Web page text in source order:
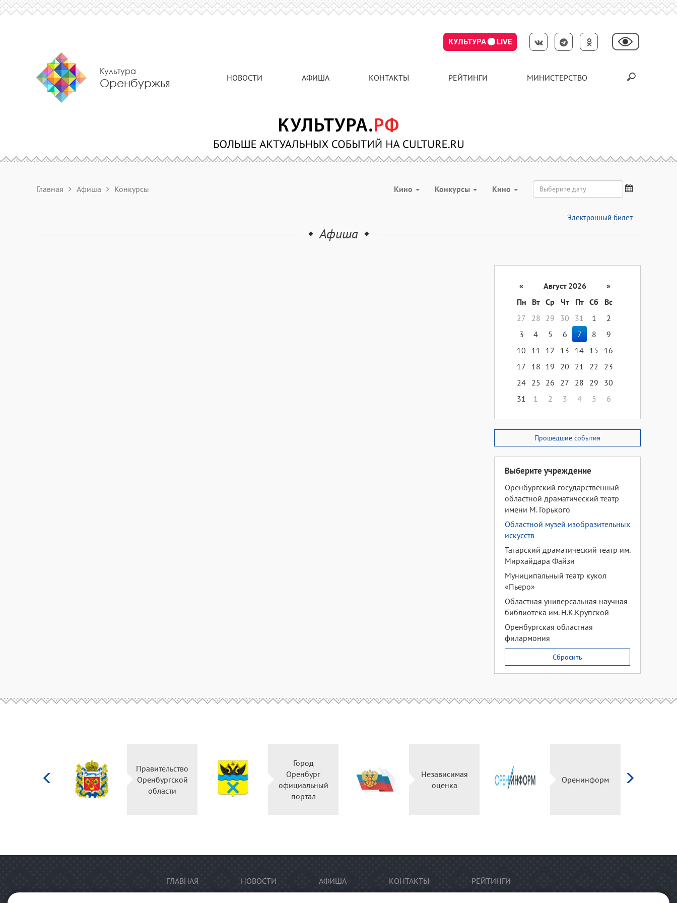
КУЛЬТУРА LIVE
Культура
Оренбуржья НОВОСТИ АФИША КОНТАКТЫ РЕЙТИНГИ МИНИСТЕРСТВО
Главная Афиша Конкурсы Кино Конкурсы Кино
Электронный билет
Афиша
« Август 2026
»
Пн
Вт Ср Чт Пт Сб
Вс
27
28 29 30 31 1
2
3
4 5 6 7 8
9
10
11 12 13 14 15
16
17
18 19 20 21 22
23
24 25 26 27 28 29
30
31
1 2 3 4 5 6
Прошедшие события
Выберите учреждение
Оренбургский государственный
областной драматический театр
имени М. Горького
Областной музей изобразительных
искусств
Татарский драматический театр им.
Мирхайдара Файзи
Муниципальный театр кукол
«Пьеро»
Областная универсальная научная
библиотека им. Н.К.Крупской
Оренбургская областная
филармония
Сбросить
Правительство
Оренбургской
области
Город
Оренбург
официальный
портал
Независимая
оценка
Оренинформ
ГЛАВНАЯ НОВОСТИ АФИША КОНТАКТЫ РЕЙТИНГИ